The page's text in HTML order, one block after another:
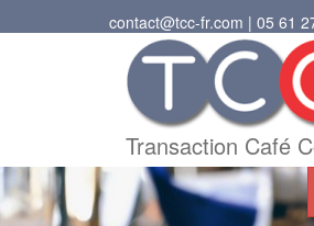
contact@tcc-fr.com | 05 61
Transaction Café